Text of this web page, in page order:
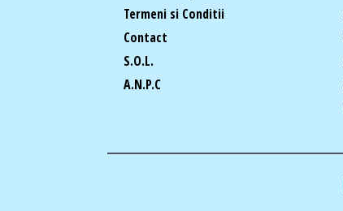
Termeni si Conditii
Contact
S.O.L.
A.N.P.C